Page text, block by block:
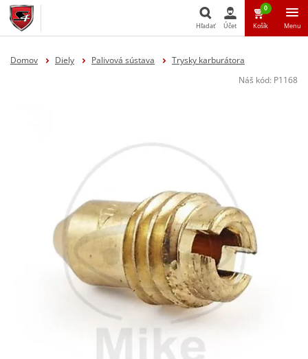
Hľadať Účet
0
Košík Menu
Domov Diely Palivová sústava
Trysky karburátora
Náš kód: P1168